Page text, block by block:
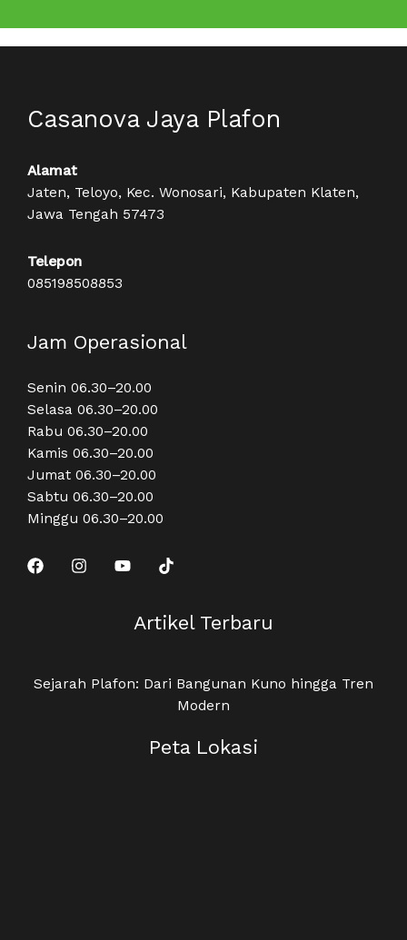
Casanova Jaya Plafon
Alamat
Jaten, Teloyo, Kec. Wonosari, Kabupaten Klaten,
Jawa Tengah 57473
Telepon
085198508853
Jam Operasional
Senin 06.30–20.00
Selasa 06.30–20.00
Rabu 06.30–20.00
Kamis 06.30–20.00
Jumat 06.30–20.00
Sabtu 06.30–20.00
Minggu 06.30–20.00
Artikel Terbaru
Sejarah Plafon: Dari Bangunan Kuno hingga Tren
Modern
Peta Lokasi